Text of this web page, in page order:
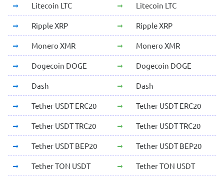
Litecoin LTC Litecoin LTC
Ripple XRP Ripple XRP
Monero XMR Monero XMR
Dogecoin DOGE Dogecoin DOGE
Dash Dash
Tether USDT ERC20 Tether USDT ERC20
Tether USDT TRC20 Tether USDT TRC20
Tether USDT BEP20 Tether USDT BEP20
Tether TON USDT Tether TON USDT